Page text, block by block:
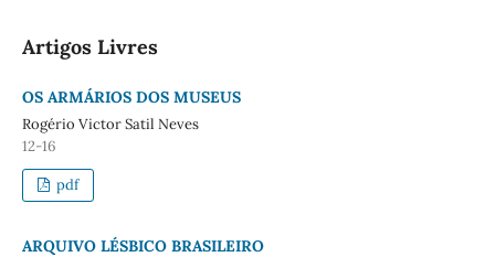
Artigos Livres
OS ARMÁRIOS DOS MUSEUS
Rogério Victor Satil Neves
12-16
pdf
ARQUIVO LÉSBICO BRASILEIRO